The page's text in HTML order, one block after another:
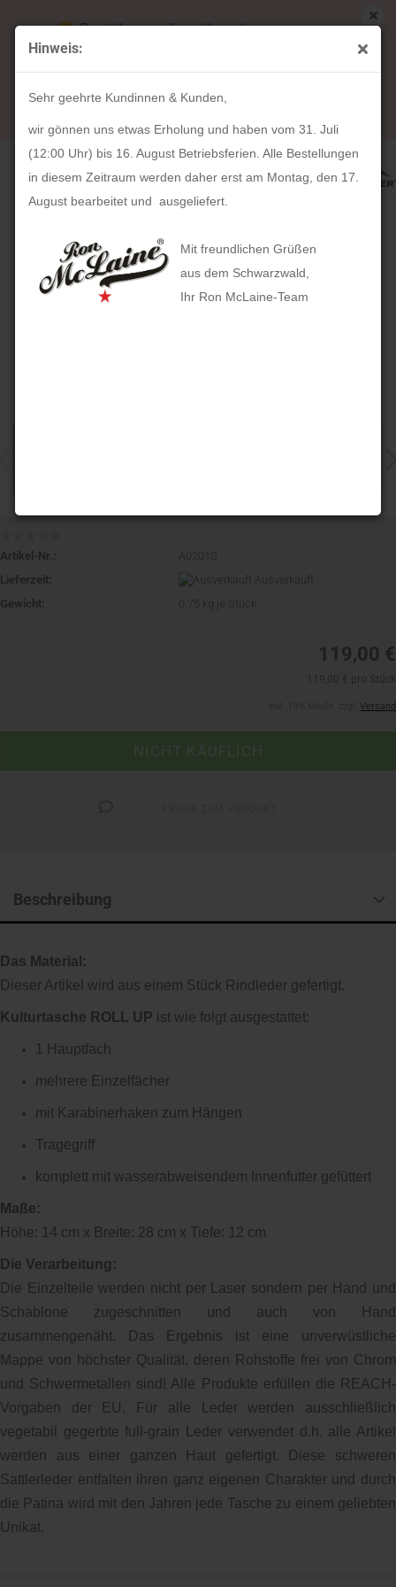
Hinweis:
Sehr geehrte Kundinnen & Kunden,
wir gönnen uns etwas Erholung und haben vom 31. Juli
(12:00 Uhr) bis 16. August Betriebsferien. Alle Bestellungen
in diesem Zeitraum werden daher erst am Montag, den 17.
August bearbeitet und ausgeliefert.
Mit freundlichen Grüßen
aus dem Schwarzwald,
Ihr Ron McLaine-Team
Bestellungen die während unserer
Betriebsferien (31. Juli ab 12:00 Uhr bis 16.
August) aufgegeben werden, werden ab Montag,
17. August bearbeitet und versendet.
« Erster
« zurück
Artikel in dieser Kategorie
Kulturtasche ROLL UP (schwarz)
Artikel-Nr.:
A0201S
Lieferzeit:
Ausverkauft
Gewicht:
kg je Stück
119,00 €
Versand
Beschreibung
Das Material:
Dieser Artikel wird aus einem Stück Rindleder gefertigt.
Kulturtasche ROLL UP ist wie folgt ausgestattet:
1 Hauptfach
mehrere Einzelfächer
mit Karabinerhaken zum Hängen
Tragegriff
komplett mit wasserabweisendem Innenfutter gefüttert
Maße:
Höhe: 14 cm x Breite: 28 cm x Tiefe: 12 cm
Die Verarbeitung:
Die Einzelteile werden nicht per Laser sondern per Hand und
Schablone zugeschnitten und auch von Hand
zusammengenäht. Das Ergebnis ist eine unverwüstliche
Mappe von höchster Qualität, deren Rohstoffe frei von Chrom
und Schwermetallen sind! Alle Produkte erfüllen die REACH-
Vorgaben der EU. Für alle Leder werden ausschließlich
vegetabil gegerbte full-grain Leder verwendet d.h. alle Artikel
werden aus einer ganzen Haut gefertigt. Diese schweren
Sattlerleder entfalten ihren ganz eigenen Charakter und durch
die Patina wird mit den Jahren jede Tasche zu einem geliebten
Unikat.